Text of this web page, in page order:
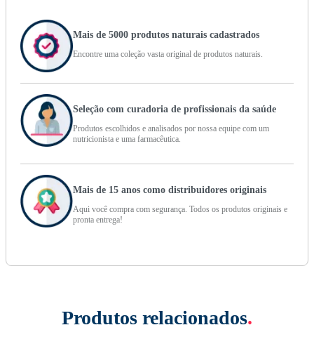
Mais de 5000 produtos naturais cadastrados
Encontre uma coleção vasta original de produtos naturais.
Seleção com curadoria de profissionais da saúde
Produtos escolhidos e analisados por nossa equipe com um
nutricionista e uma farmacêutica.
Mais de 15 anos como distribuidores originais
Aqui você compra com segurança. Todos os produtos originais e
pronta entrega!
Produtos relacionados.